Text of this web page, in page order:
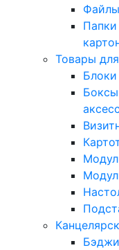
Товары
Боксы